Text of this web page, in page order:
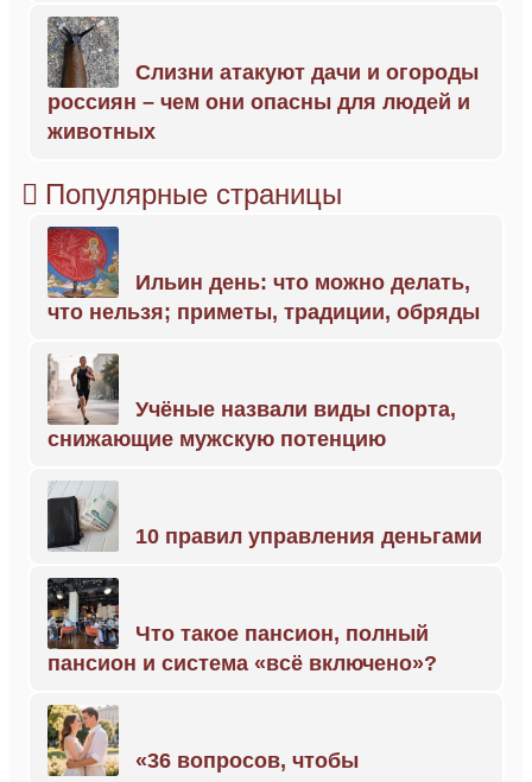
Слизни атакуют дачи и огороды
россиян – чем они опасны для людей и
животных
Популярные страницы
Ильин день: что можно делать,
что нельзя; приметы, традиции, обряды
Учёные назвали виды спорта,
снижающие мужскую потенцию
10 правил управления деньгами
Что такое пансион, полный
пансион и система «всё включено»?
«36 вопросов, чтобы